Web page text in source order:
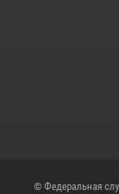
© Федеральная